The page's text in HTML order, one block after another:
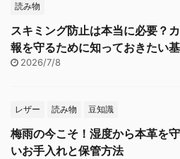
読み物
スキミング防止は本当に必要？
報を守るために知っておきたい
2026/7/8
レザー 読み物 豆知識
梅雨の今こそ！湿度から本革を
いお手入れと保管方法